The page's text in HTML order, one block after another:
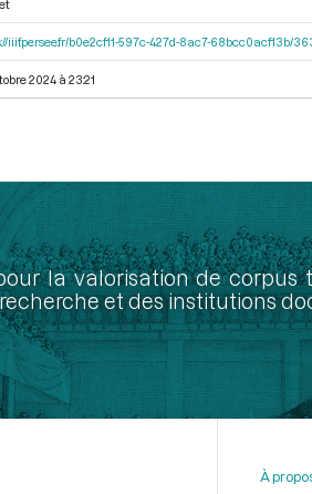
iiif.persee.fr/b0e2cf11-597c-427d-8ac7-68bcc0acf13b/
2024 à 23:21
la valorisation de
et des institutions
À